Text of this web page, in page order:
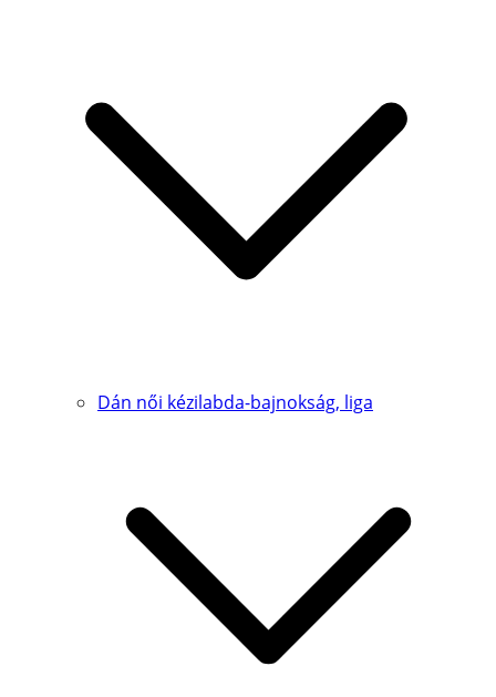
Dán női kézilabda-bajnokság, liga